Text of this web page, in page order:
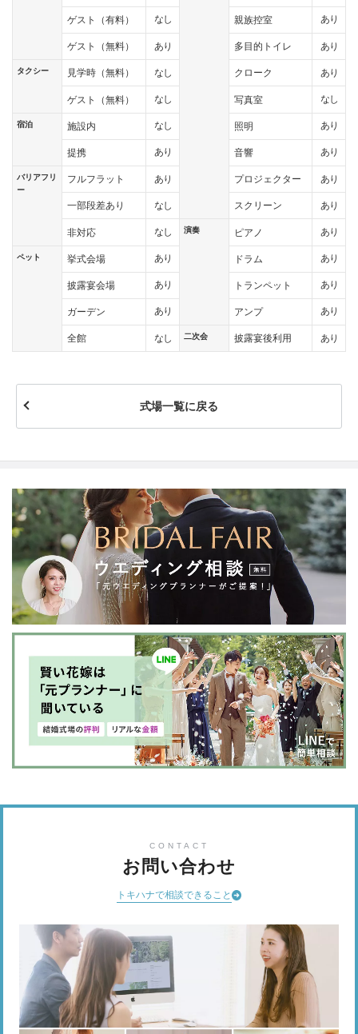
ゲスト（有料） なし
ゲスト（無料） あり
タクシー 見学時（無料） なし
ゲスト（無料） なし
宿泊 施設内 なし
提携 あり
バリアフリ
ー
フルフラット あり
一部段差あり なし
非対応 なし
ペット 挙式会場 あり
披露宴会場 あり
ガーデン あり
全館 なし
親族控室 あり
多目的トイレ あり
クローク あり
写真室 なし
照明 あり
音響 あり
プロジェクター あり
スクリーン あり
演奏 ピアノ あり
ドラム あり
トランペット あり
アンプ あり
二次会 披露宴後利用 あり
式場一覧に戻る
CONTACT
お問い合わせ
トキハナで相談できること